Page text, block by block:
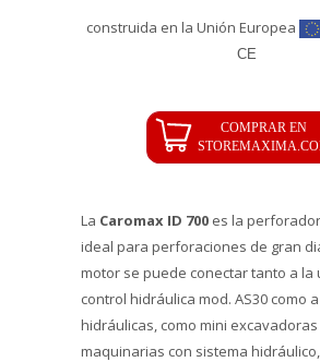
construida en la Unión Europea
CE
La Caromax ID 700 es la
ideal para perforaciones de gran
motor se puede conectar tanto a la
control hidráulica mod. AS30 como
hidráulicas, como mini
maquinarias con sistema